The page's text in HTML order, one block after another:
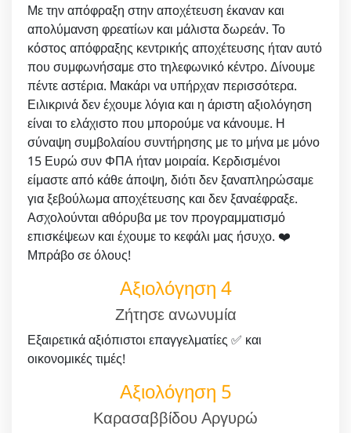
Με την απόφραξη στην αποχέτευση έκαναν και
απολύμανση φρεατίων και μάλιστα δωρεάν. Το
κόστος απόφραξης κεντρικής αποχέτευσης ήταν αυτό
που συμφωνήσαμε στο τηλεφωνικό κέντρο. Δίνουμε
πέντε αστέρια. Μακάρι να υπήρχαν περισσότερα.
Ειλικρινά δεν έχουμε λόγια και η άριστη αξιολόγηση
είναι το ελάχιστο που μπορούμε να κάνουμε. Η
σύναψη συμβολαίου συντήρησης με το μήνα με μόνο
15 Ευρώ συν ΦΠΑ ήταν μοιραία. Κερδισμένοι
είμαστε από κάθε άποψη, διότι δεν ξαναπληρώσαμε
για ξεβούλωμα αποχέτευσης και δεν ξαναέφραξε.
Ασχολούνται αθόρυβα με τον προγραμματισμό
επισκέψεων και έχουμε το κεφάλι μας ήσυχο. ❤️
Μπράβο σε όλους!
Αξιολόγηση 4
Ζήτησε ανωνυμία
Εξαιρετικά αξιόπιστοι επαγγελματίες ✅ και
οικονομικές τιμές!
Αξιολόγηση 5
Καρασαββίδου Αργυρώ